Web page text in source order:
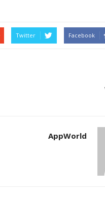
Facebook
Twitter
AppWorld